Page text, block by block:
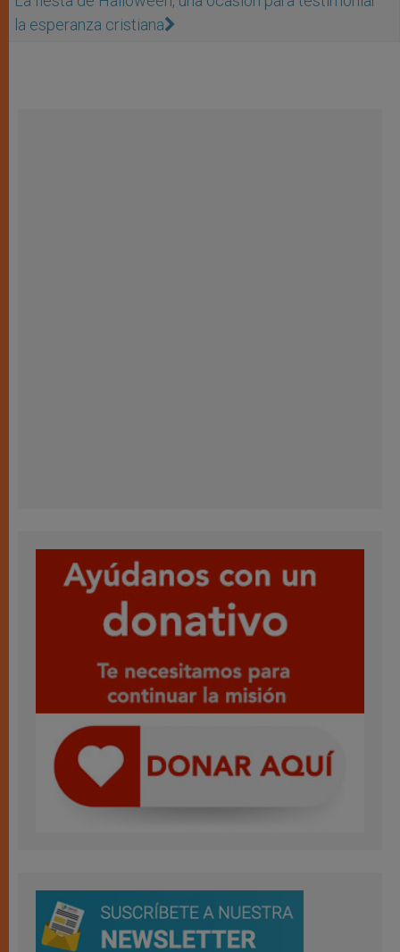
la esperanza cristiana